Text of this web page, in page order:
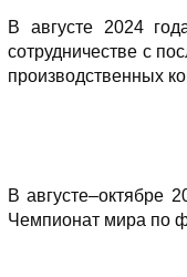
В августе 2024
сотрудничестве с
производственных
В августе–октябре
Чемпионат мира по